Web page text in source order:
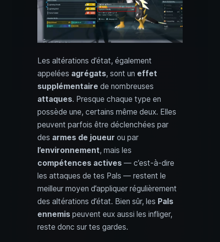
Les altérations d’état, également
appelées agrégats, sont un effet
supplémentaire de nombreuses
attaques. Presque chaque type en
possède une, certains même deux. Elles
peuvent parfois être déclenchées par
des armes de joueur ou par
l’environnement, mais les
compétences actives — c’est‑à‑dire
les attaques de tes Pals — restent le
meilleur moyen d’appliquer régulièrement
des altérations d’état. Bien sûr, les Pals
ennemis peuvent eux aussi les infliger,
reste donc sur tes gardes.